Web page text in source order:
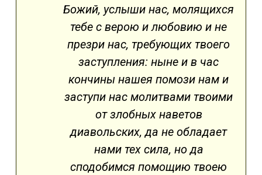
Божий, услыши нас, молящихся
тебе с верою и любовию и не
презри нас, требующих твоего
заступления: ныне и в час
кончины нашея помози нам и
заступи нас молитвами твоими
от злобных наветов
диавольских, да не обладает
нами тех сила, но да
сподобимся помощию твоею